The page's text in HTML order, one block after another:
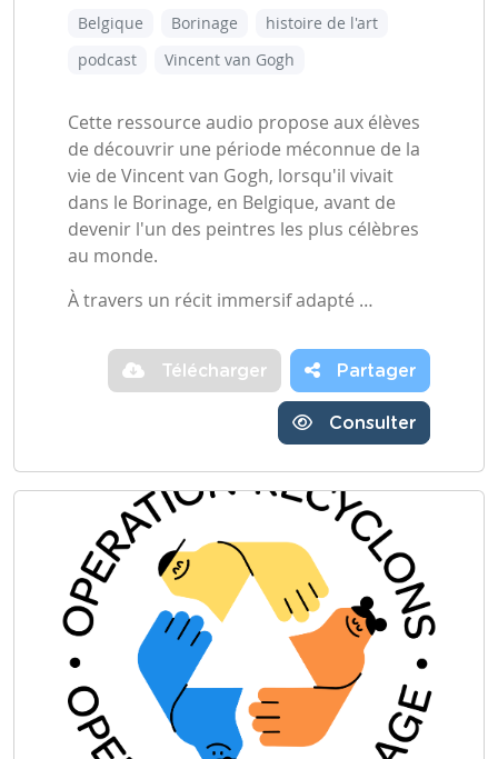
Belgique Borinage
histoire de l'art
podcast
Vincent van Gogh
Cette ressource audio propose aux élèves
de découvrir une période méconnue de la
vie de Vincent van Gogh, lorsqu'il vivait
dans le Borinage, en Belgique, avant de
devenir l'un des peintres les plus célèbres
au monde.
À travers un récit immersif adapté …
Télécharger Partager
Consulter